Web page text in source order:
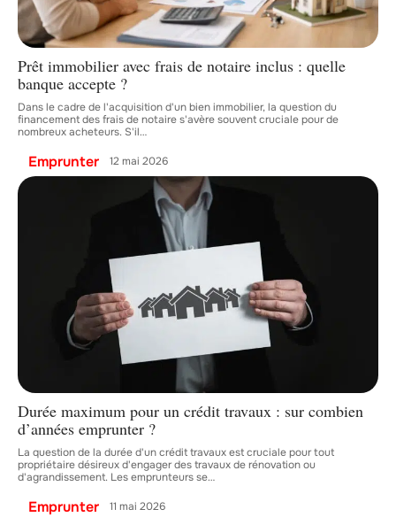
Prêt immobilier avec frais de notaire inclus : quelle
banque accepte ?
Dans le cadre de l'acquisition d'un bien immobilier, la question du
financement des frais de notaire s'avère souvent cruciale pour de
nombreux acheteurs. S'il…
Emprunter 12 mai 2026
Durée maximum pour un crédit travaux : sur combien
d’années emprunter ?
La question de la durée d'un crédit travaux est cruciale pour tout
propriétaire désireux d'engager des travaux de rénovation ou
d'agrandissement. Les emprunteurs se…
Emprunter 11 mai 2026